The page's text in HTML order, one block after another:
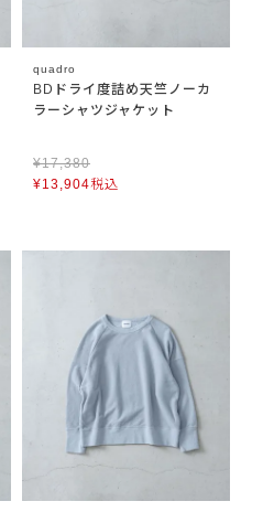
quadro
BDドライ度詰め天竺ノーカ
ラーシャツジャケット
¥17,380
¥13,904税込